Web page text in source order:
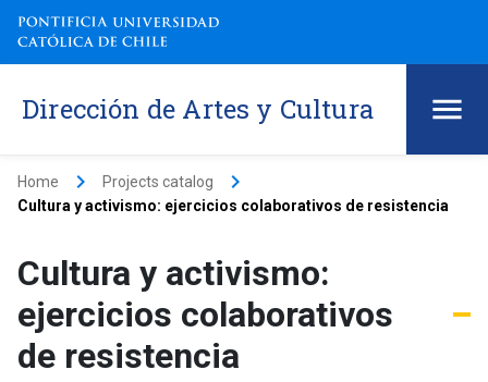
Dirección de Artes y Cultura
Home keyboard_arrow_right Projects catalog keyboard_arrow_right
Cultura y activismo: ejercicios colaborativos de resistencia
Cultura y activismo:
ejercicios colaborativos
de resistencia